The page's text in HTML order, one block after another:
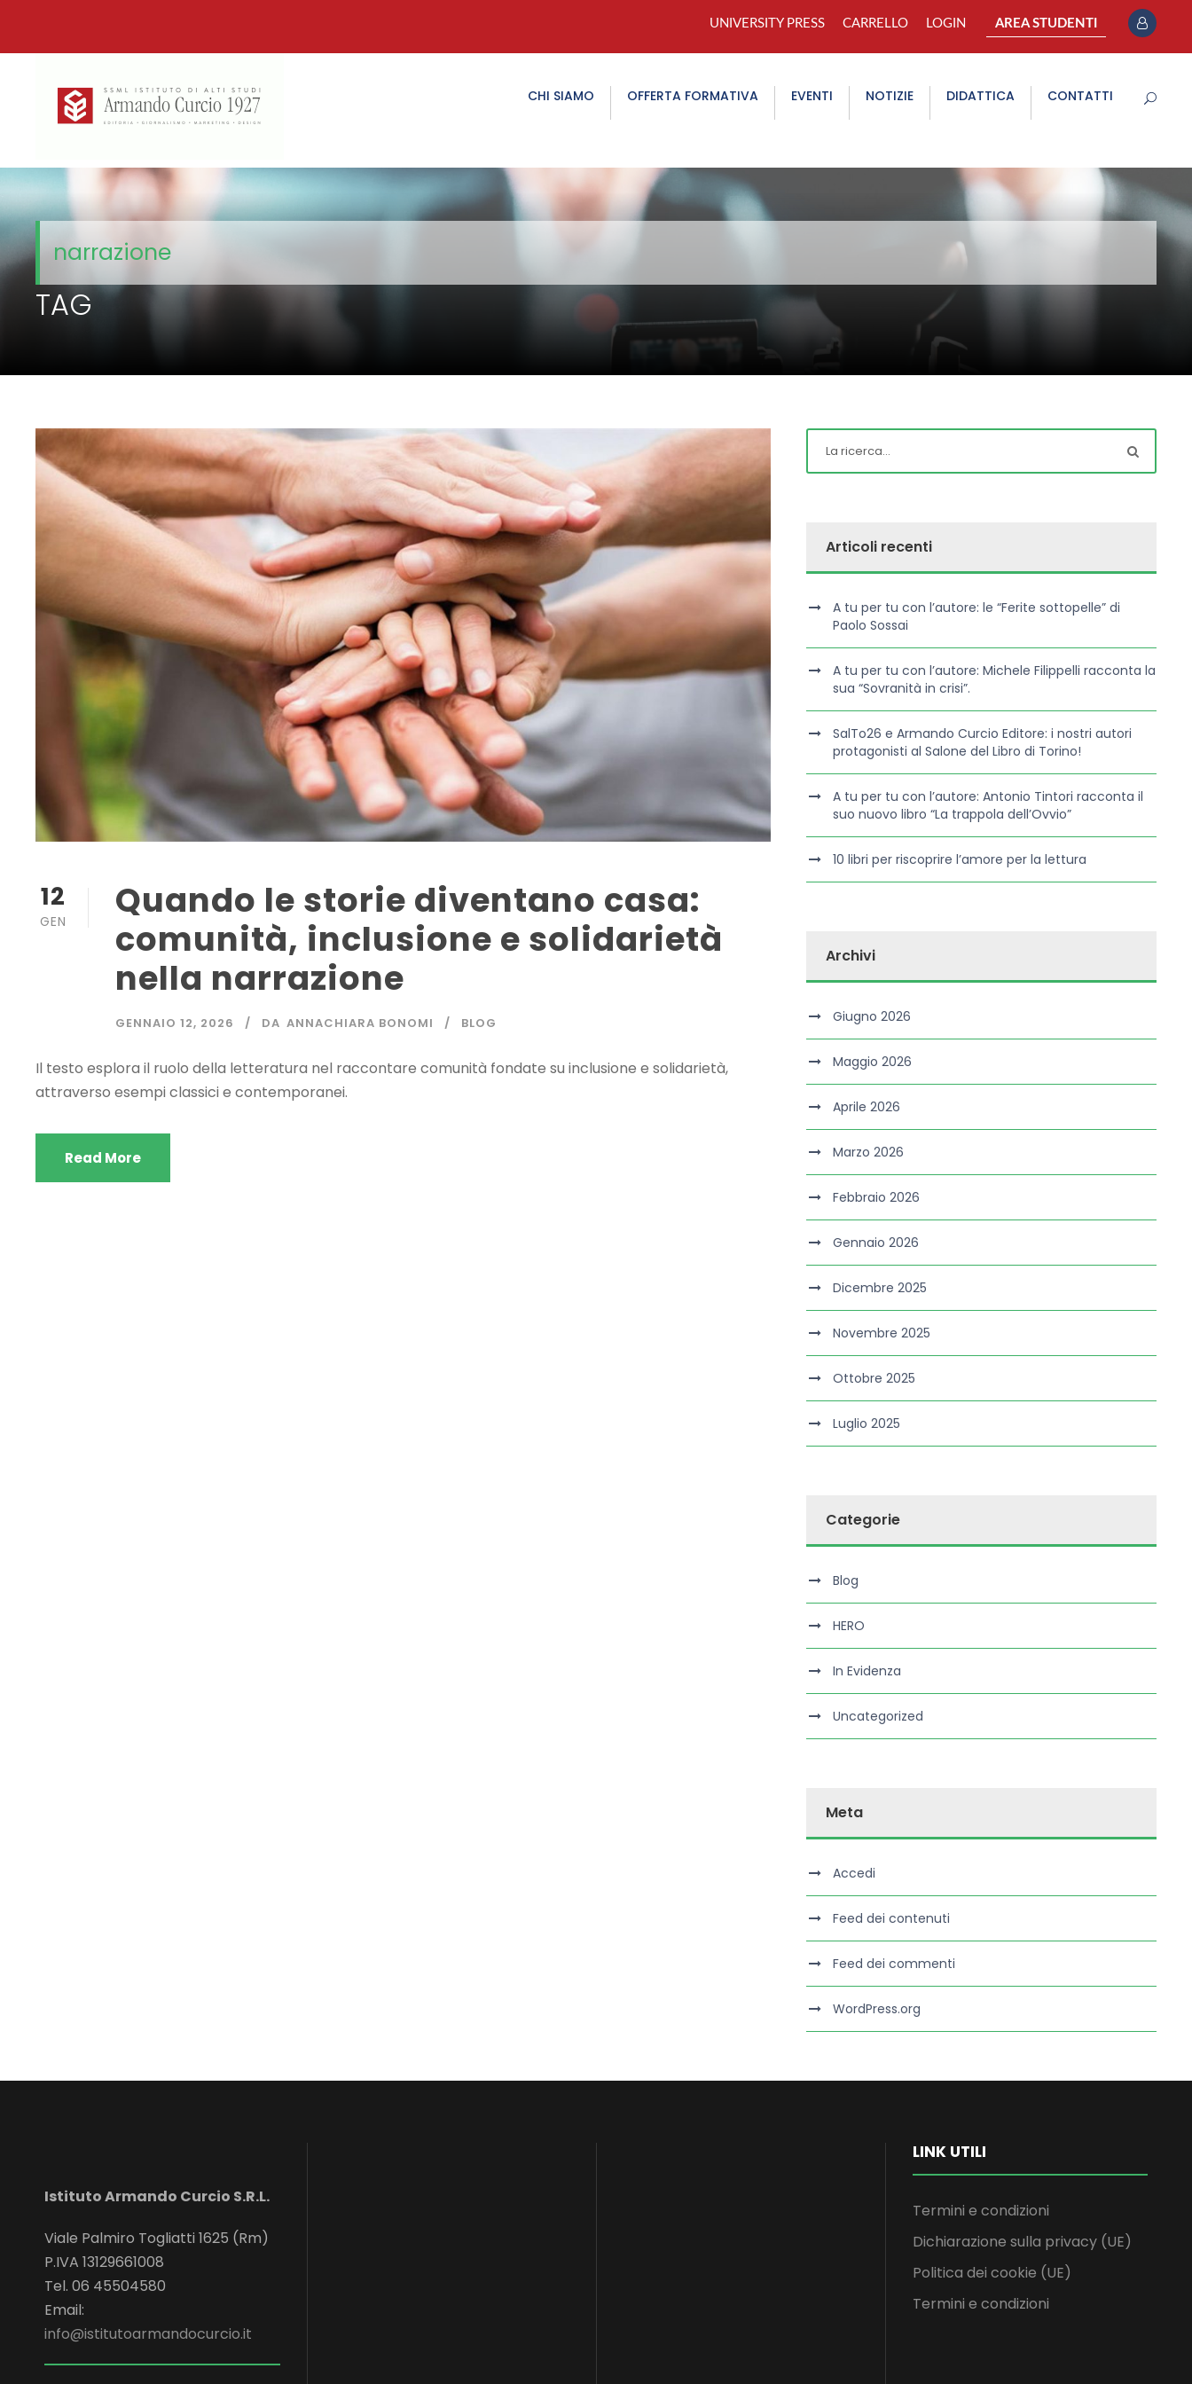
UNIVERSITY PRESS CARRELLO LOGIN AREA STUDENTI
CHI SIAMO OFFERTA FORMATIVA EVENTI NOTIZIE DIDATTICA CONTATTI
narrazione
TAG
12
GEN
Quando le storie diventano casa:
comunità, inclusione e solidarietà
nella narrazione
GENNAIO 12, 2026 DA ANNACHIARA BONOMI BLOG
Il testo esplora il ruolo della letteratura nel raccontare comunità fondate su inclusione e solidarietà,
attraverso esempi classici e contemporanei.
Read More
Articoli recenti
A tu per tu con l’autore: le “Ferite sottopelle” di
Paolo Sossai
A tu per tu con l’autore: Michele Filippelli racconta la
sua “Sovranità in crisi”.
SalTo26 e Armando Curcio Editore: i nostri autori
protagonisti al Salone del Libro di Torino!
A tu per tu con l’autore: Antonio Tintori racconta il
suo nuovo libro “La trappola dell’Ovvio”
10 libri per riscoprire l’amore per la lettura
Archivi
Giugno 2026
Maggio 2026
Aprile 2026
Marzo 2026
Febbraio 2026
Gennaio 2026
Dicembre 2025
Novembre 2025
Ottobre 2025
Luglio 2025
Categorie
Blog
HERO
In Evidenza
Uncategorized
Meta
Accedi
Feed dei contenuti
Feed dei commenti
WordPress.org
Istituto Armando Curcio S.R.L.
Viale Palmiro Togliatti 1625 (Rm)
P.IVA 13129661008
Tel. 06 45504580
Email:
info@istitutoarmandocurcio.it
LINK UTILI
Termini e condizioni
Dichiarazione sulla privacy (UE)
Politica dei cookie (UE)
Termini e condizioni